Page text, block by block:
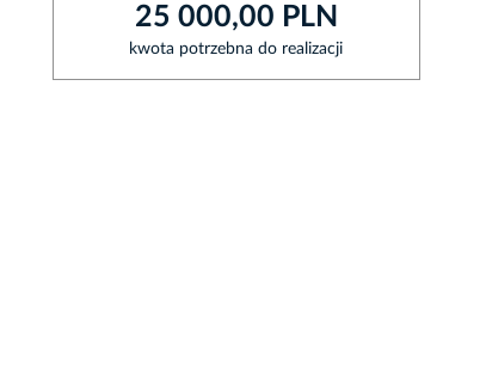
25 000,00 PLN
kwota potrzebna do realizacji